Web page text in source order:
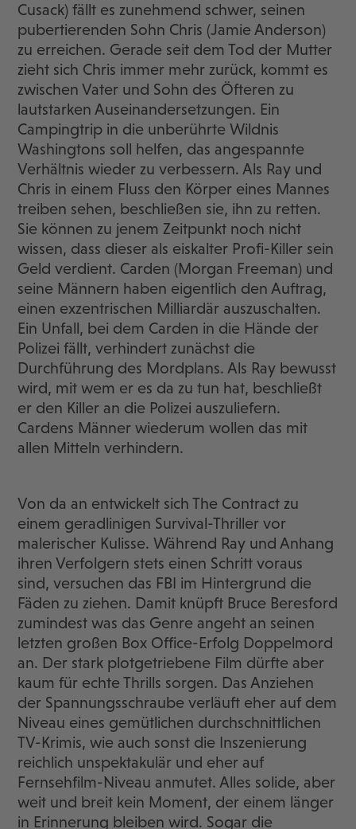
Cusack) fällt es zunehmend schwer, seinen
pubertierenden Sohn Chris (Jamie Anderson)
zu erreichen. Gerade seit dem Tod der Mutter
zieht sich Chris immer mehr zurück, kommt es
zwischen Vater und Sohn des Öfteren zu
lautstarken Auseinandersetzungen. Ein
Campingtrip in die unberührte Wildnis
Washingtons soll helfen, das angespannte
Verhältnis wieder zu verbessern. Als Ray und
Chris in einem Fluss den Körper eines Mannes
treiben sehen, beschließen sie, ihn zu retten.
Sie können zu jenem Zeitpunkt noch nicht
wissen, dass dieser als eiskalter Profi-Killer sein
Geld verdient. Carden (Morgan Freeman) und
seine Männern haben eigentlich den Auftrag,
einen exzentrischen Milliardär auszuschalten.
Ein Unfall, bei dem Carden in die Hände der
Polizei fällt, verhindert zunächst die
Durchführung des Mordplans. Als Ray bewusst
wird, mit wem er es da zu tun hat, beschließt
er den Killer an die Polizei auszuliefern.
Cardens Männer wiederum wollen das mit
allen Mitteln verhindern.
Von da an entwickelt sich The Contract zu
einem geradlinigen Survival-Thriller vor
malerischer Kulisse. Während Ray und Anhang
ihren Verfolgern stets einen Schritt voraus
sind, versuchen das FBI im Hintergrund die
Fäden zu ziehen. Damit knüpft Bruce Beresford
zumindest was das Genre angeht an seinen
letzten großen Box Office-Erfolg Doppelmord
an. Der stark plotgetriebene Film dürfte aber
kaum für echte Thrills sorgen. Das Anziehen
der Spannungsschraube verläuft eher auf dem
Niveau eines gemütlichen durchschnittlichen
TV-Krimis, wie auch sonst die Inszenierung
reichlich unspektakulär und eher auf
Fernsehfilm-Niveau anmutet. Alles solide, aber
weit und breit kein Moment, der einem länger
in Erinnerung bleiben wird. Sogar die